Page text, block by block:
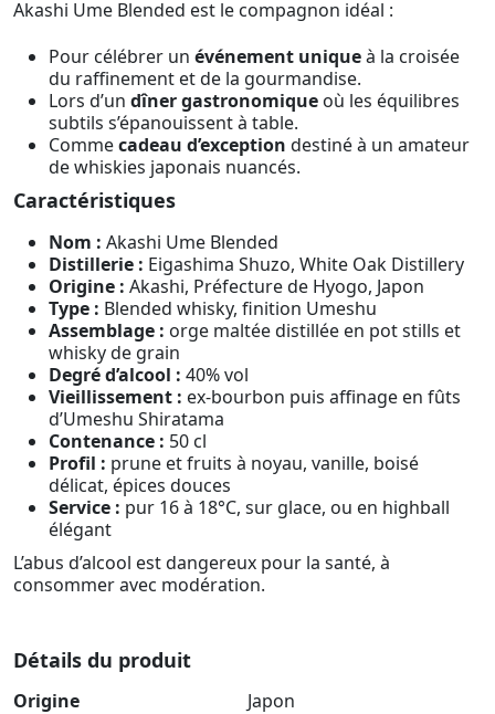
Akashi Ume Blended est le compagnon idéal :
Pour célébrer un événement uniqueà la croisée
du raffinement et de la gourmandise.
Lors d’un dîner gastronomique où les équilibres
subtils s’épanouissent à table.
Commecadeau d’exception destiné à un amateur
de whiskies japonais nuancés.
Caractéristiques
Nom : Akashi Ume Blended
Distillerie : Eigashima Shuzo, White Oak Distillery
Origine : Akashi, Préfecture de Hyogo, Japon
Type : Blended whisky, finition Umeshu
Assemblage : orge maltée distillée en pot stills et
whisky de grain
Degré d’alcool : 40% vol
Vieillissement : ex-bourbon puis affinage en fûts
d’Umeshu Shiratama
Contenance : 50 cl
Profil : prune et fruits à noyau, vanille, boisé
délicat, épices douces
Service : pur 16 à 18°C, sur glace, ou en highball
élégant
L’abus d’alcool est dangereux pour la santé, à
consommer avec modération.
Détails du produit
Origine
Japon